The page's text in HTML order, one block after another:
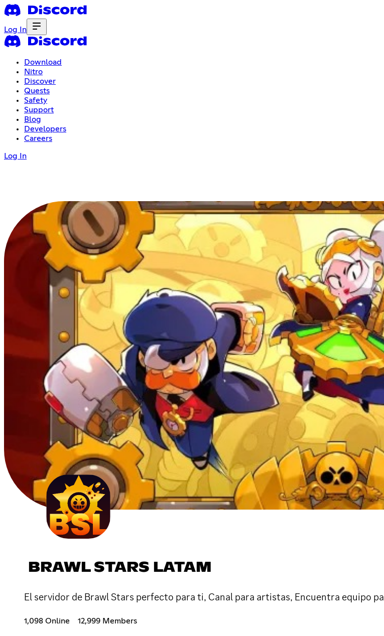
Log In
Download
Nitro
Discover
Quests
Safety
Support
Blog
Developers
Careers
Log In
BRAWL STARS LATAM
El servidor de Brawl Stars perfecto para ti, Canal para artistas, Encuentra equipo
1,098 Online 12,999 Members